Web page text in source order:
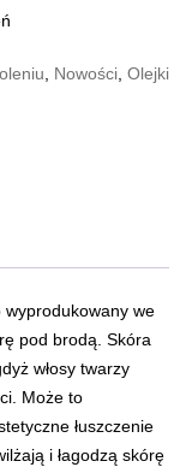
, Nowości, Olejki
we
pod brodą. Skóra
włosy twarzy
Może to
łuszczenie
i łagodzą skórę